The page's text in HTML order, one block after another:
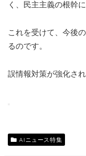
く、民主主義の根幹
これを受けて、今後
るのです。
誤情報対策が強化さ
AIニュース特集